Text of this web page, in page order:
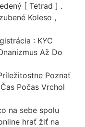
[ Tetrad ] .
Koleso ,
: KYC
Až Do
Poznať
Počas Vrchol
na sebe spolu
hrať žiť na